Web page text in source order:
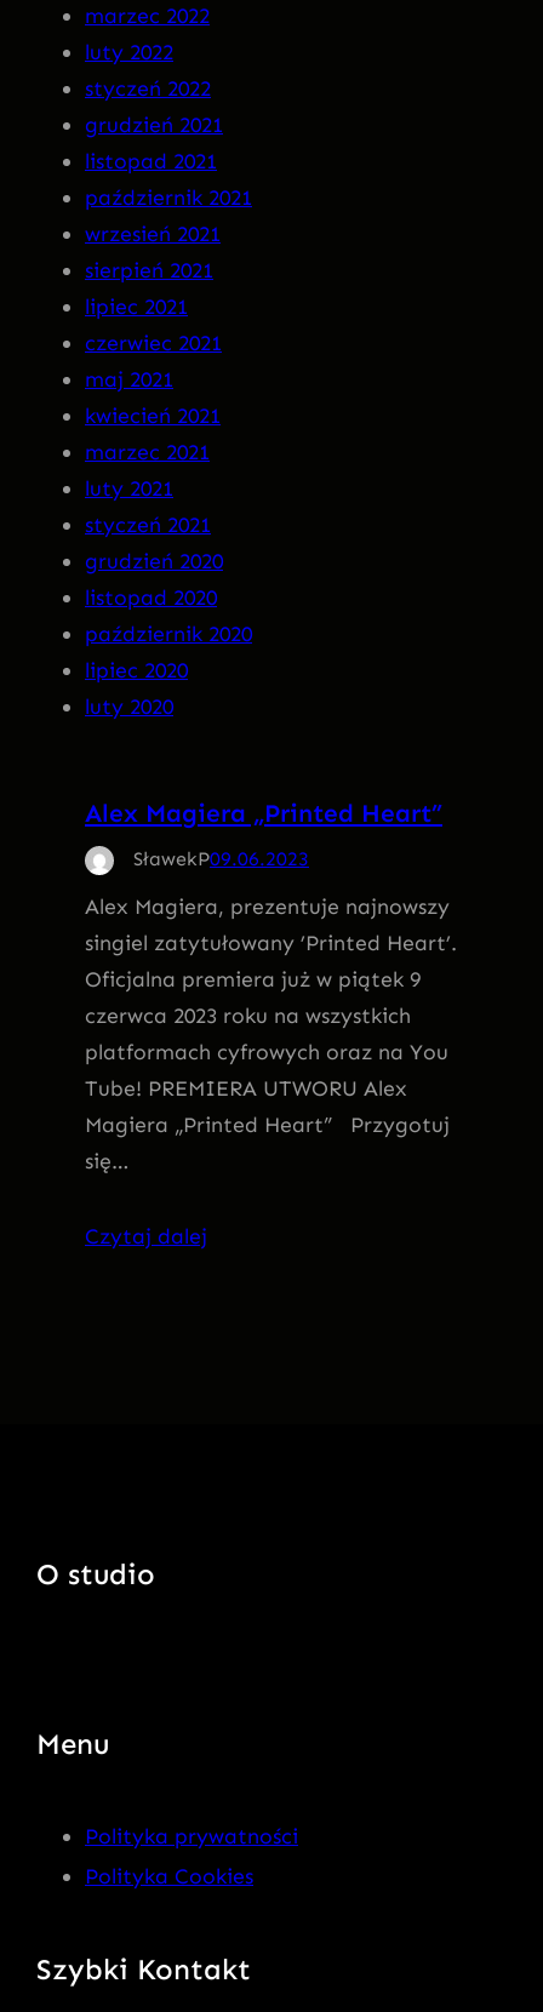
marzec 2022
luty 2022
styczeń 2022
grudzień 2021
listopad 2021
październik 2021
wrzesień 2021
sierpień 2021
lipiec 2021
czerwiec 2021
maj 2021
kwiecień 2021
marzec 2021
luty 2021
styczeń 2021
grudzień 2020
listopad 2020
październik 2020
lipiec 2020
luty 2020
Alex Magiera „Printed Heart”
SławekP09.06.2023
Alex Magiera, prezentuje najnowszy
singiel zatytułowany ’Printed Heart’.
Oficjalna premiera już w piątek 9
czerwca 2023 roku na wszystkich
platformach cyfrowych oraz na You
Tube! PREMIERA UTWORU Alex
Magiera „Printed Heart” Przygotuj
się…
Czytaj dalej
O studio
Menu
Polityka prywatności
Polityka Cookies
Szybki Kontakt